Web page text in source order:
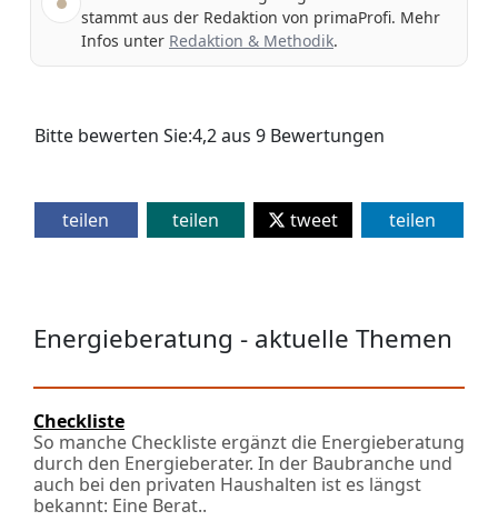
stammt aus der Redaktion von primaProfi. Mehr
Infos unter Redaktion & Methodik.
Bitte bewerten Sie:4,2aus 9 Bewertungen
teilen teilen tweet teilen
Energieberatung - aktuelle Themen
Checkliste
So manche Checkliste ergänzt die Energieberatung
durch den Energieberater. In der Baubranche und
auch bei den privaten Haushalten ist es längst
bekannt: Eine Berat..